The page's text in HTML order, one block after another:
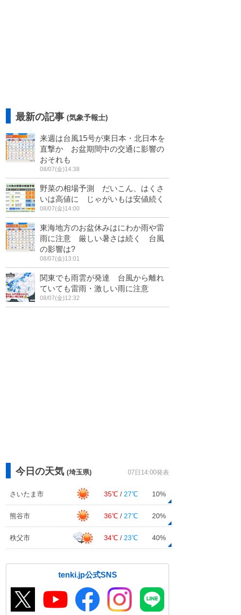
最新の記事 (気象予報士)
来週は台風15号が東日本・北日本を
直撃か お盆期間中の交通に影響の
おそれも
08/07(金)14:38
野菜の相場予測 だいこん、はくさ
いは高値に じゃがいもは安値続く
08/07(金)14:00
東海地方のお盆休みはにわか雨や雷
雨に注意 厳しい暑さは続く 台風
の影響は?
08/07(金)13:01
関東でも雨雲が発達 台風から離れ
ていても雷雨・激しい雨に注意
08/07(金)12:32
今日の天気 (埼玉県) 07日14:00発表
さいたま市 35℃ / 27℃ 10%
熊谷市 36℃ / 27℃ 20%
秩父市 34℃ / 23℃ 40%
tenki.jp公式SNS